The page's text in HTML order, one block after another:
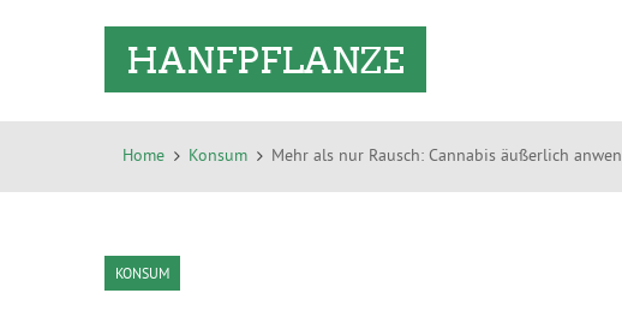
HANFPFLANZE
Home Konsum Mehr als nur Rausch: Cannabis äußerlich
KONSUM